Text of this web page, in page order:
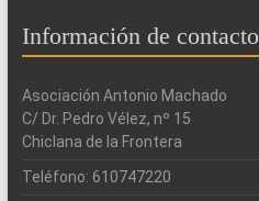
Información de contacto
Asociación Antonio Machado
C/ Dr. Pedro Vélez, nº 15
Chiclana de la Frontera
Teléfono: 610747220